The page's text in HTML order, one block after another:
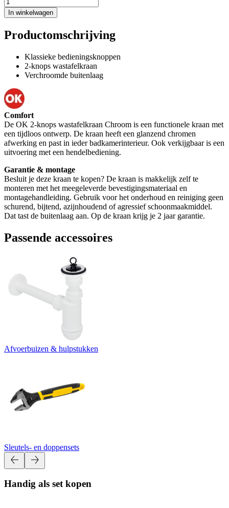
In winkelwagen
Productomschrijving
Klassieke bedieningsknoppen
2-knops wastafelkraan
Verchroomde buitenlaag
Comfort
De OK 2-knops wastafelkraan Chroom is een functionele kraan met
een tijdloos ontwerp. De kraan heeft een glanzend chromen
afwerking en past in ieder badkamerinterieur. Ook verkijgbaar is een
uitvoering met een hendelbediening.
Garantie & montage
Besluit je deze kraan te kopen? De kraan is makkelijk zelf te
monteren met het meegeleverde bevestigingsmateriaal en
montagehandleiding. Gebruik voor het onderhoud en reiniging geen
schurend, bijtend, azijnhoudend of agressief schoonmaakmiddel.
Dat tast de buitenlaag aan. Op de kraan krijg je 2 jaar garantie.
Passende accessoires
Afvoerbuizen & hulpstukken
Sleutels- en doppensets
Handig als set kopen